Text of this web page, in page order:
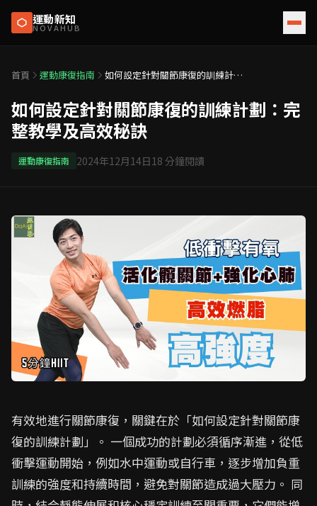
運動新知
NOVAHUB
首頁 運動康復指南
如何設定針對關節康復的訓練計
如何設定針對關節康復的訓練計劃：完
整教學及高效秘訣
運動康復指南 2024年12月14日18 分鐘閱讀
有效地進行關節康復，關鍵在於「如何設定針對關節康
復的訓練計劃」。 一個成功的計劃必須循序漸進，從低
衝擊運動開始，例如水中運動或自行車，逐步增加負重
訓練的強度和持續時間，避免對關節造成過大壓力。 同